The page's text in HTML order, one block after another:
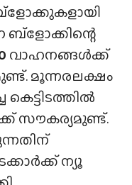
ബ്ളോക്കിന്റെ
വാഹനങ്ങൾക്ക്
മൂന്നരലക്ഷം
സൗകര്യമുണ്ട്.
ന്യൂ